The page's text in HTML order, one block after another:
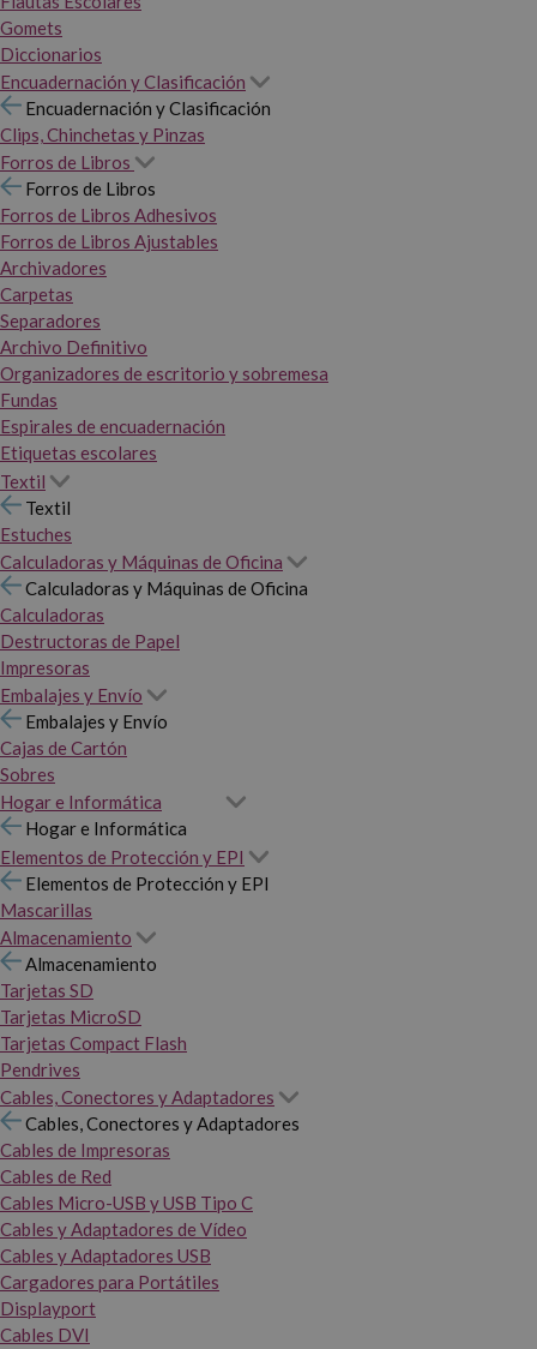
Gomets
Diccionarios
Encuadernación y Clasificación
Encuadernación y Clasificación
Clips, Chinchetas y Pinzas
Forros de Libros
Forros de Libros
Forros de Libros Adhesivos
Forros de Libros Ajustables
Archivadores
Carpetas
Separadores
Archivo Definitivo
Organizadores de escritorio y sobremesa
Fundas
Espirales de encuadernación
Etiquetas escolares
Textil
Textil
Estuches
Calculadoras y Máquinas de Oficina
Calculadoras y Máquinas de Oficina
Calculadoras
Destructoras de Papel
Impresoras
Embalajes y Envío
Embalajes y Envío
Cajas de Cartón
Sobres
Hogar e Informática
Hogar e Informática
Elementos de Protección y EPI
Elementos de Protección y EPI
Mascarillas
Almacenamiento
Almacenamiento
Tarjetas SD
Tarjetas MicroSD
Tarjetas Compact Flash
Pendrives
Cables, Conectores y Adaptadores
Cables, Conectores y Adaptadores
Cables de Impresoras
Cables de Red
Cables Micro-USB y USB Tipo C
Cables y Adaptadores de Vídeo
Cables y Adaptadores USB
Cargadores para Portátiles
Displayport
Cables DVI